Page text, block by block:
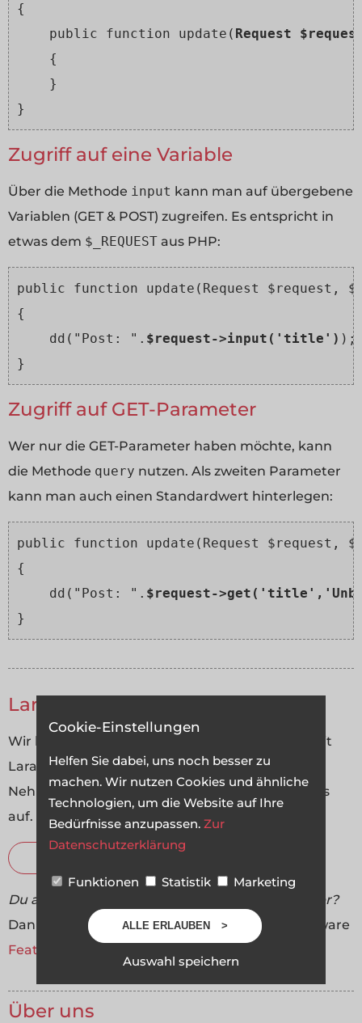
{
    public function update(
Request
    {
    }
}
Zugriff auf eine Variable
Über die Methode input kann man auf übergebene
Variablen (GET & POST) zugreifen. Es entspricht in
etwas dem $_REQUEST aus PHP:
public function update(Request $request,
{
    dd("Post: ".
$request->input('title') );
Zugriff auf GET-Parameter
Wer nur die GET-Parameter haben möchte, kann
die Methode query nutzen. Als zweiten Parameter
kann man auch einen Standardwert hinterlegen:
public function update(Request $request,
{
    dd("Post: ".
$request-
Laravel Entwickler gesucht?
Wir haben bereits viel Erfahrung im Umgang mit
Laravel und Vue.js.
Nehmen Sie gerne unverbindlich Kontakt zu uns
auf.
Du arbeitest in einer Agentur oder als Freelancer?
Dann wirf doch mal einen Blick auf unsere Software
FeatValue
Über uns
Cookie-Einstellungen
Helfen Sie dabei, uns noch besser zu
machen. Wir nutzen Cookies und ähnliche
Technologien, um die Website auf Ihre
Bedürfnisse anzupassen. Zur
Datenschutzerklärung
Funktionen Statistik Marketing
ALLE ERLAUBEN
Auswahl speichern